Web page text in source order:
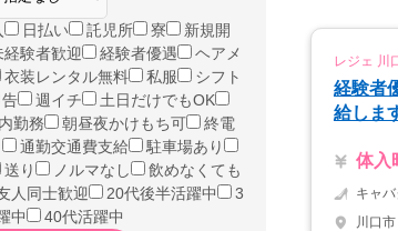
レジェ 川
経験者
給しま
体入
キャバ
川口市
日払い 託児所 寮
新規開
経験者歓迎 経験者優遇
ヘアメ
衣装レンタル無料 私服
シフト
週イチ
土日だけでもOK
勤務
朝昼夜かけもち可
終電
通勤交通費支給
駐車場あり
送り ノルマなし
飲めなくても
人同士歓迎 20代後半活躍中
3
中
40代活躍中